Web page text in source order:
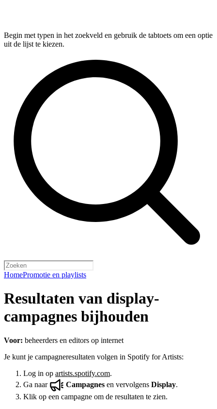
Begin met typen in het zoekveld en gebruik de tabtoets om een optie
uit de lijst te kiezen.
HomePromotie en playlists
Resultaten van display-
campagnes bijhouden
Voor: beheerders en editors op internet
Je kunt je campagneresultaten volgen in Spotify for Artists:
Log in op artists.spotify.com.
Ga naar
Campagnes en vervolgens Display.
Klik op een campagne om de resultaten te zien.